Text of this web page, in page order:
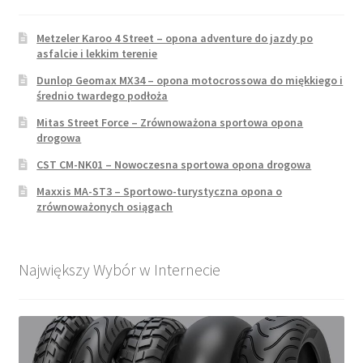
Metzeler Karoo 4 Street – opona adventure do jazdy po
asfalcie i lekkim terenie
Dunlop Geomax MX34 – opona motocrossowa do miękkiego i
średnio twardego podłoża
Mitas Street Force – Zrównoważona sportowa opona
drogowa
CST CM-NK01 – Nowoczesna sportowa opona drogowa
Maxxis MA-ST3 – Sportowo-turystyczna opona o
zrównoważonych osiągach
Największy Wybór w Internecie